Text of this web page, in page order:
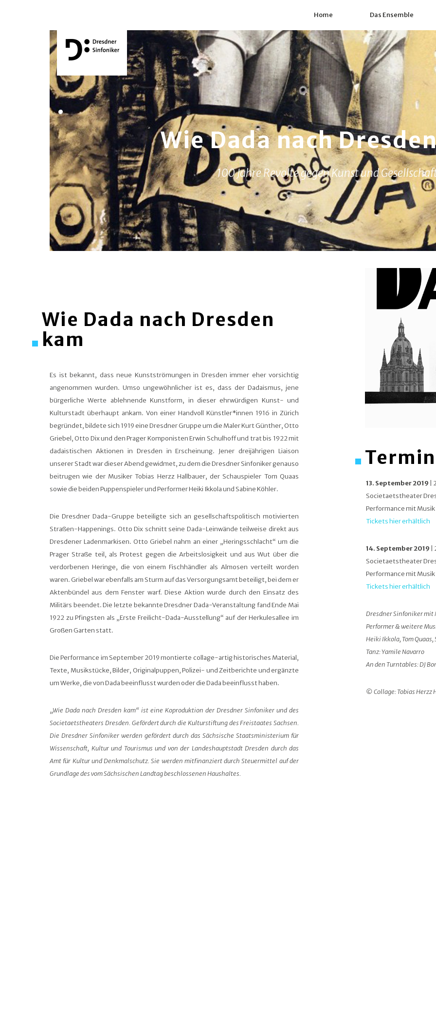
Home Das Ensemble
.
Wie Dada nach
100 Jahre Revolte gegen Kunst und
Wie Dada nach Dresden
kam
Es ist bekannt, dass neue Kunstströmungen in Dresden immer eher vorsichtig
angenommen wurden. Umso ungewöhnlicher ist es, dass der Dadaismus, jene
bürgerliche Werte ablehnende Kunstform, in dieser ehrwürdigen Kunst- und
Kulturstadt überhaupt ankam. Von einer Handvoll Künstler*innen 1916 in Zürich
begründet, bildete sich 1919 eine Dresdner Gruppe um die Maler Kurt Günther, Otto
Griebel, Otto Dix und den Prager Komponisten Erwin Schulhoff und trat bis 1922 mit
dadaistischen Aktionen in Dresden in Erscheinung. Jener dreijährigen Liaison
unserer Stadt war dieser Abend gewidmet, zu dem die Dresdner Sinfoniker genauso
beitrugen wie der Musiker Tobias Herzz Hallbauer, der Schauspieler Tom Quaas
sowie die beiden Puppenspieler und Performer Heiki Ikkola und Sabine Köhler.
Die Dresdner Dada-Gruppe beteiligte sich an gesellschaftspolitisch motivierten
Straßen-Happenings. Otto Dix schnitt seine Dada-Leinwände teilweise direkt aus
Dresdener Ladenmarkisen. Otto Griebel nahm an einer „Heringsschlacht“ um die
Prager Straße teil, als Protest gegen die Arbeitslosigkeit und aus Wut über die
verdorbenen Heringe, die von einem Fischhändler als Almosen verteilt worden
waren. Griebel war ebenfalls am Sturm auf das Versorgungsamt beteiligt, bei dem er
Aktenbündel aus dem Fenster warf. Diese Aktion wurde durch den Einsatz des
Militärs beendet. Die letzte bekannte Dresdner Dada-Veranstaltung fand Ende Mai
1922 zu Pfingsten als „Erste Freilicht-Dada-Ausstellung“ auf der Herkulesallee im
Großen Garten statt.
Die Performance im September 2019 montierte collage-artig historisches Material,
Texte, Musikstücke, Bilder, Originalpuppen, Polizei- und Zeitberichte und ergänzte
um Werke, die von Dada beeinflusst wurden oder die Dada beeinflusst haben.
„Wie Dada nach Dresden kam“ ist eine Koproduktion der Dresdner Sinfoniker und des
Societaetstheaters Dresden. Gefördert durch die Kulturstiftung des Freistaates Sachsen.
Die Dresdner Sinfoniker werden gefördert durch das Sächsische Staatsministerium für
Wissenschaft, Kultur und Tourismus und von der Landeshauptstadt Dresden durch das
Amt für Kultur und Denkmalschutz. Sie werden mitfinanziert durch Steuermittel auf der
Grundlage des vom Sächsischen Landtag beschlossenen Haushaltes.
13. September 2019 |
Societaetstheater
Performance mit
Tickets hier erhältlich
14. September 2019
Societaetstheater
Performance mit
Tickets hier erhältlich
Dresdner Sinfoniker mit
Performer & weitere
Heiki Ikkola, Tom Quaas,
Tanz: Yamile Navarro
An den Turntables: DJ
© Collage: Tobias Herzz